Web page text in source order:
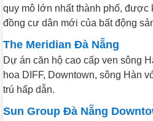
quy mô lớn nhất thành phố, được
đồng cư dân mới của bất động
The Meridian Đà Nẵng
Dự án căn hộ cao cấp ven sông
hoa DIFF, Downtown, sông Hàn
trú hấp dẫn.
Sun Group Đà Nẵng